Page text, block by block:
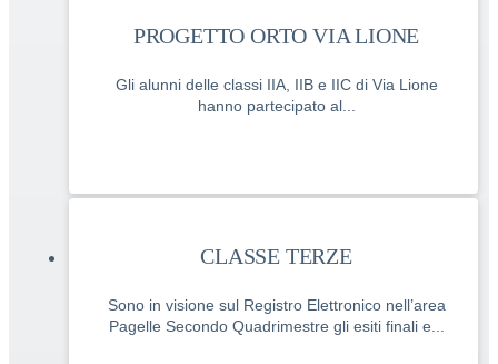
PROGETTO ORTO VIA LIONE
Gli alunni delle classi IIA, IIB e IIC di Via Lione
hanno partecipato al...
CLASSE TERZE
Sono in visione sul Registro Elettronico nell’area
Pagelle Secondo Quadrimestre gli esiti finali e...